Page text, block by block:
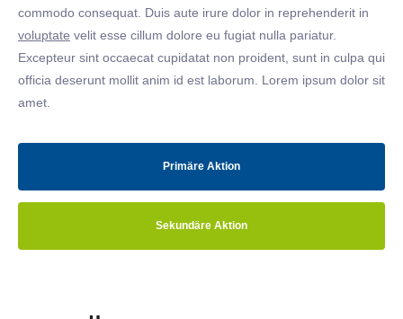
commodo consequat. Duis aute irure dolor in reprehenderit in
voluptate velit esse cillum dolore eu fugiat nulla pariatur.
Excepteur sint occaecat cupidatat non proident, sunt in culpa qui
officia deserunt mollit anim id est laborum. Lorem ipsum dolor sit
amet.
Primäre Aktion
Sekundäre Aktion